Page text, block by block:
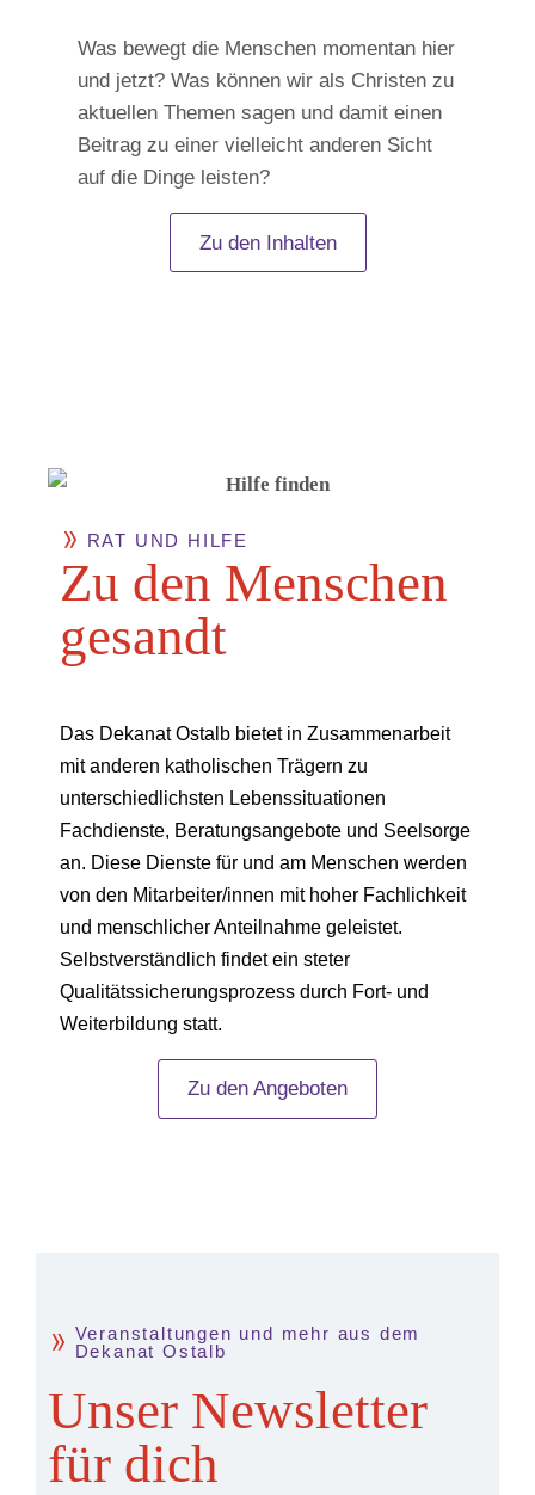
Was bewegt die Menschen momentan hier
und jetzt? Was können wir als Christen zu
aktuellen Themen sagen und damit einen
Beitrag zu einer vielleicht anderen Sicht
auf die Dinge leisten?
Zu den Inhalten
RAT UND HILFE
Zu den Men­schen
gesandt
Das Dekanat Ostalb bietet in Zusammenarbeit
mit anderen katholischen Trägern zu
unterschiedlichsten Lebenssituationen
Fachdienste, Beratungsangebote und Seelsorge
an. Diese Dienste für und am Menschen werden
von den Mitarbeiter/innen mit hoher Fachlichkeit
und menschlicher Anteilnahme geleistet.
Selbstverständlich findet ein steter
Qualitätssicherungsprozess durch Fort- und
Weiterbildung statt.
Zu den Angeboten
Veranstaltungen und mehr aus dem
Dekanat Ostalb
Unser Newsletter
für dich